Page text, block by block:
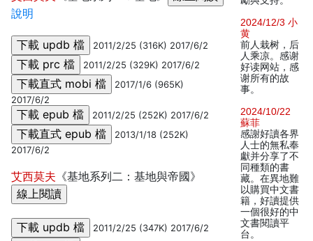
說明
2011/2/25 (316K) 2017/6/2
2011/2/25 (329K) 2017/6/2
2017/1/6 (965K)
2017/6/2
2011/2/25 (252K) 2017/6/2
2013/1/18 (252K)
2017/6/2
艾西莫夫 《基地系列二：基地與帝國》
2011/2/25 (347K) 2017/6/2
2024/12/3 小
黄
前人栽树，后
人乘凉。感谢
好读网站，感
谢所有的故
事。
2024/10/22
蘇菲
感謝好讀各界
人士的無私奉
獻并分享了不
同種類的書
藏。在異地難
以購買中文書
籍，好讀提供
一個很好的中
文書閱讀平
台。